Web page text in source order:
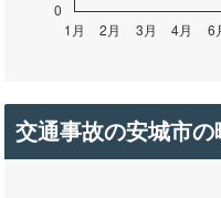
交通事故の安城市